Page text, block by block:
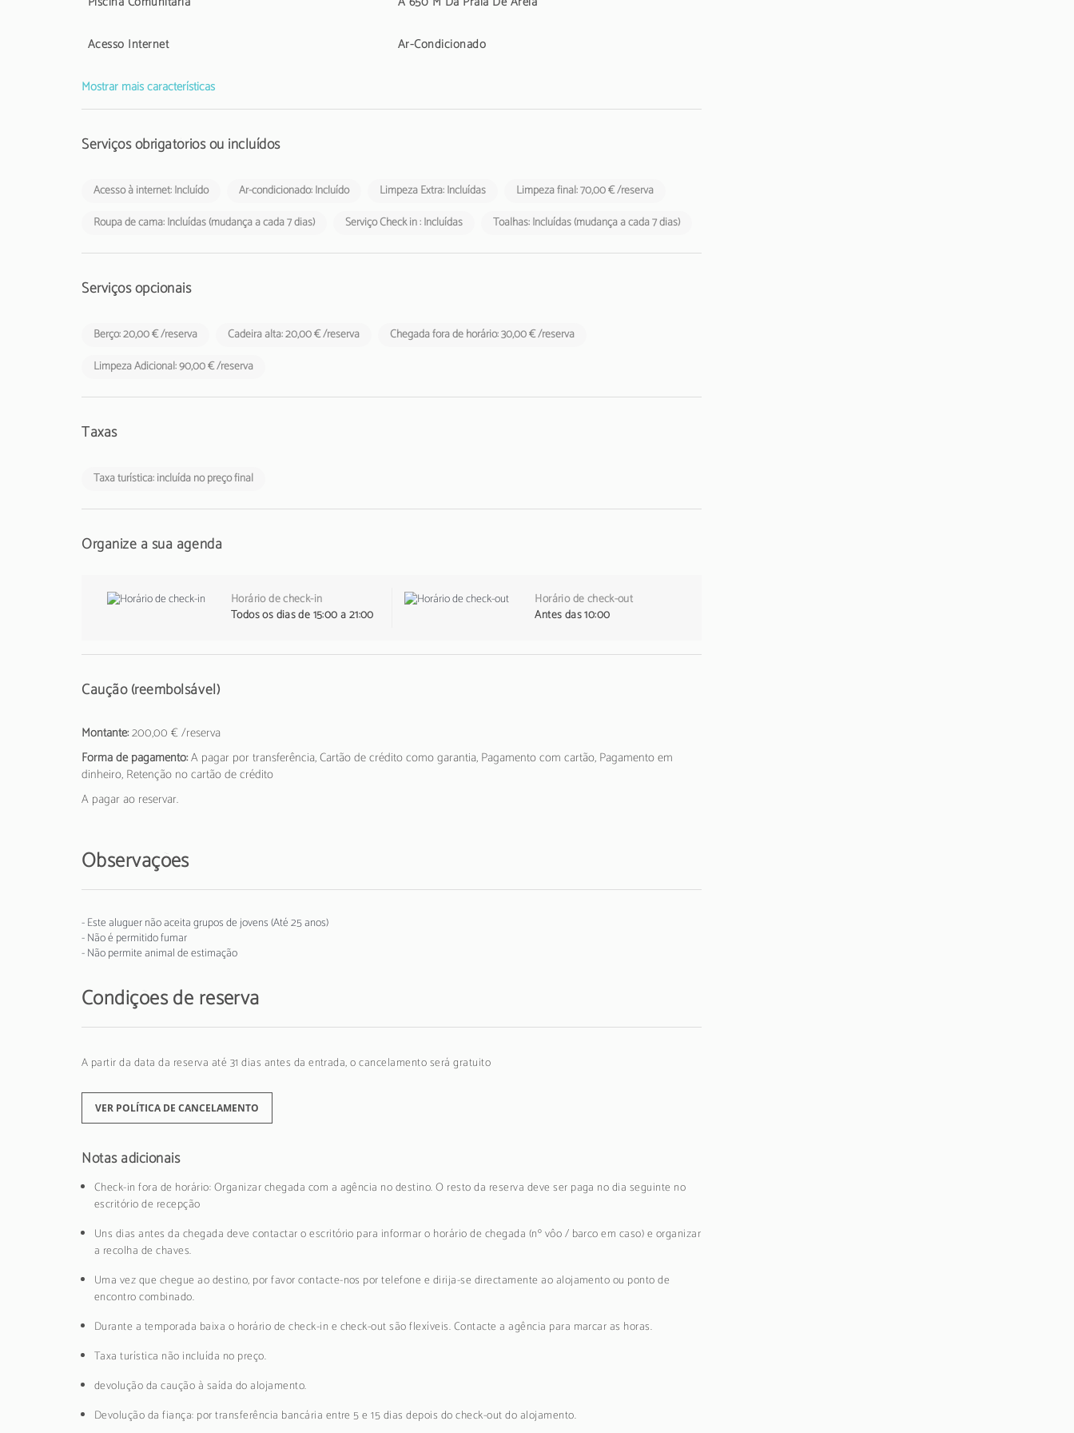
Acesso Internet Ar-Condicionado
Mostrar mais características
Serviços obrigatórios ou incluídos
Acesso à internet: Incluído Ar-condicionado: Incluído Limpeza Extra: Incluídas
Limpeza final: 70,00 € /reserva
Roupa de cama: Incluídas (mudança a cada 7 dias)
Serviço Check in : Incluídas Toalhas: Incluídas (mudança a cada 7 dias)
Serviços opcionais
Berço: 20,00 € /reserva Cadeira alta: 20,00 € /reserva
Chegada fora de horário: 30,00 € /reserva
Limpeza Adicional: 90,00 € /reserva
Taxas
Taxa turística: incluída no preço final
Organize a sua agenda
Horário de check-in
Todos os dias de 15:00 a 21:00
Horário de check-out
Antes das 10:00
Caução (reembolsável)
Montante:200,00 € /reserva
Forma de pagamento:A pagar por transferência, Cartão de crédito como garantia, Pagamento com cartão, Pagamento em
dinheiro, Retenção no cartão de crédito
A pagar ao reservar.
Observações
- Este aluguer não aceita grupos de jovens (Até 25 anos)
- Não é permitido fumar
- Não permite animal de estimação
Condições de reserva
A partir da data da reserva até 31 dias antes da entrada, o cancelamento será gratuito
VER POLÍTICA DE CANCELAMENTO
Notas adicionais
Check-in fora de horário: Organizar chegada com a agência no destino. O resto da reserva deve ser paga no dia seguinte no
escritório de recepção
Uns dias antes da chegada deve contactar o escritório para informar o horário de chegada (nº vôo / barco em caso) e organizar
a recolha de chaves.
Uma vez que chegue ao destino, por favor contacte-nos por telefone e dirija-se directamente ao alojamento ou ponto de
encontro combinado.
Durante a temporada baixa o horário de check-in e check-out são flexíveis. Contacte a agência para marcar as horas.
Taxa turística não incluída no preço.
devolução da caução à saída do alojamento.
Devolução da fiança: por transferência bancária entre 5 e 15 dias depois do check-out do alojamento.